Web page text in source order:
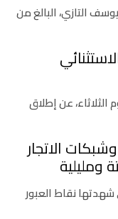
التازي، البالغ من
الثلاثاء، عن إطلاق
الاتجار
ومليلية
شهدتها نقاط العبور